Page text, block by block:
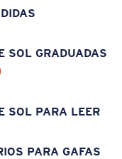
SOL GRADUADAS
SOL PARA LEER
PARA GAFAS